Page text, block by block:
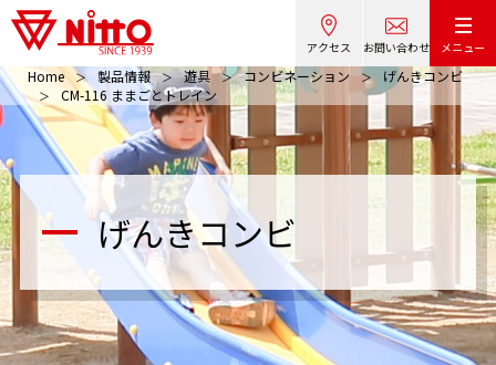
アクセス お問い合わせ メニュー
げんきコンビ
Home 製品情報 遊具 コンビネーション
げんきコンビ
CM-116 ままごとトレイン